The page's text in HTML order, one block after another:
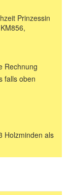
Prinzessin
Rechnung
falls oben
Holzminden als